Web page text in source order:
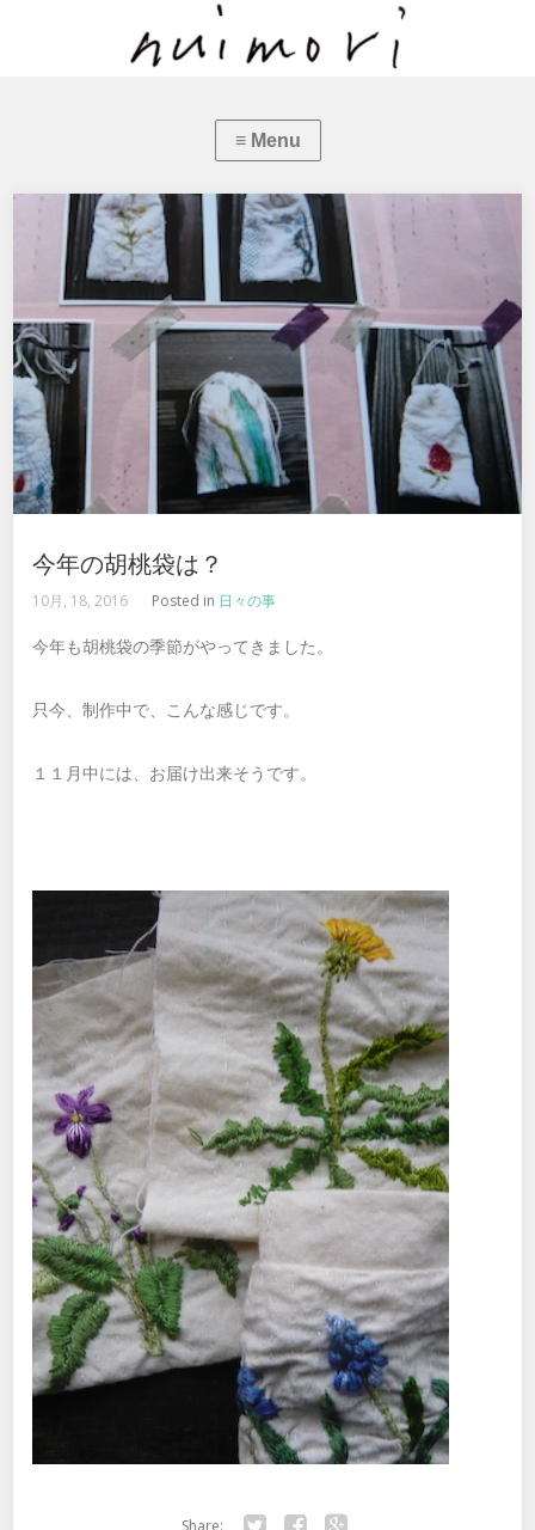
今年の胡桃袋は？
10月, 18, 2016 Posted in 日々の事
今年も胡桃袋の季節がやってきました。
只今、制作中で、こんな感じです。
１１月中には、お届け出来そうです。
Share: